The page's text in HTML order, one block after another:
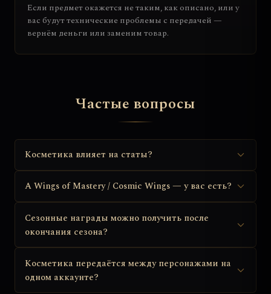
Если предмет окажется не таким, как описано, или у
вас будут технические проблемы с передачей —
вернём деньги или заменим товар.
Частые вопросы
Косметика влияет на статы?
А Wings of Mastery / Cosmic Wings — у вас есть?
Сезонные награды можно получить после
окончания сезона?
Косметика передаётся между персонажами на
одном аккаунте?